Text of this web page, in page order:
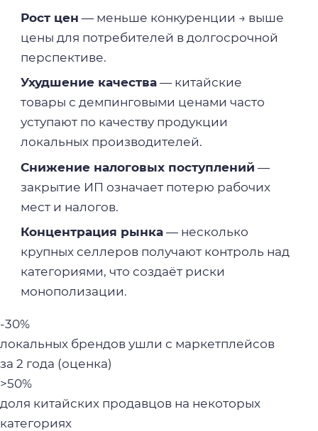
Рост цен — меньше конкуренции → выше
цены для потребителей в долгосрочной
перспективе.
Ухудшение качества— китайские
товары с демпинговыми ценами часто
уступают по качеству продукции
локальных производителей.
Снижение налоговых поступлений —
закрытие ИП означает потерю рабочих
мест и налогов.
Концентрация рынка— несколько
крупных селлеров получают контроль над
категориями, что создаёт риски
монополизации.
-30%
локальных брендов ушли с маркетплейсов
за 2 года (оценка)
>50%
доля китайских продавцов на некоторых
категориях